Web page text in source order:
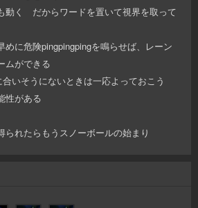
動く だからワードを置いて視界を取って
めに危険pingpingpingを鳴らせば、レーン
ムができる
いそうにないときは一応よっておこう
性がある
られたらもうスノーボールの始まり